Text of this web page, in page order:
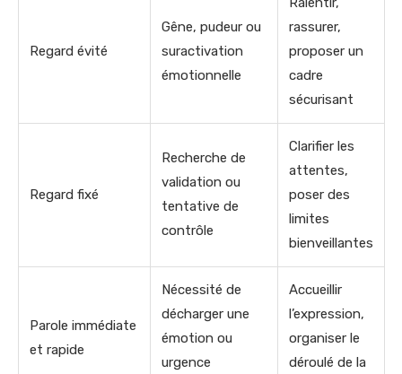
Regard évité
Gêne, pudeur ou
suractivation
émotionnelle
rassurer,
proposer un
cadre
sécurisant
Regard fixé
Recherche de
validation ou
tentative de
contrôle
Clarifier les
attentes,
poser des
limites
bienveillantes
Parole immédiate
et rapide
Nécessité de
décharger une
émotion ou
urgence
Accueillir
l’expression,
organiser le
déroulé de la